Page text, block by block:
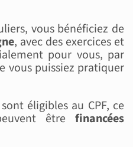
vous bénéficiez de
, avec des exercices et
pour vous, par
vous puissiez pratiquer
éligibles au CPF, ce
êtrefinancées